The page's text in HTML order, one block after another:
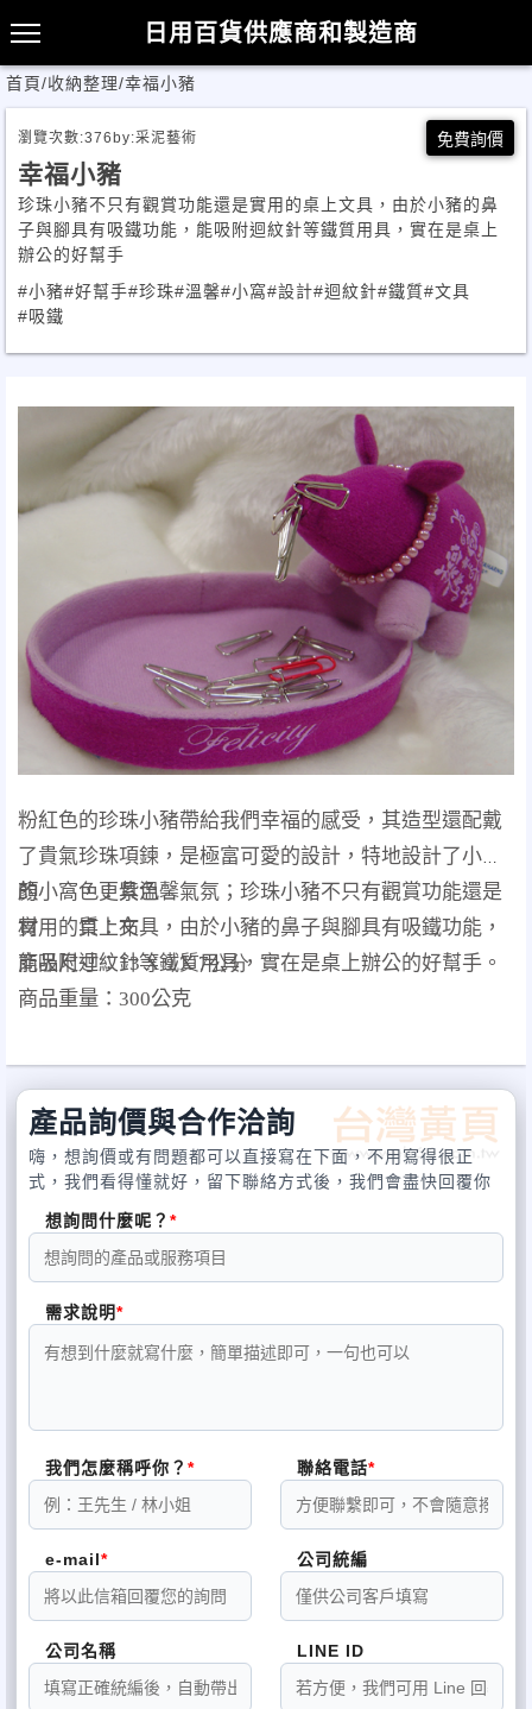
日用百貨供應商和製造商
首頁/收納整理/幸福小豬
瀏覽次數:376 by:采泥藝術 免費詢價
幸福小豬
珍珠小豬不只有觀賞功能還是實用的桌上文具，由於小豬的鼻
子與腳具有吸鐵功能，能吸附迴紋針等鐵質用具，實在是桌上
辦公的好幫手
#小豬#好幫手#珍珠#溫馨#小窩#設計#迴紋針#鐵質#文具
#吸鐵
粉紅色的珍珠小豬帶給我們幸福的感受，其造型還配戴
了貴氣珍珠項鍊，是極富可愛的設計，特地設計了小豬
的小窩，更具溫馨氣氛；珍珠小豬不只有觀賞功能還是
實用的桌上文具，由於小豬的鼻子與腳具有吸鐵功能，
能吸附迴紋針等鐵質用具，實在是桌上辦公的好幫手。
顏 色：紫色
材 質：布
商品尺寸：13 X 9 X7公分
商品重量： 300公克
產品詢價與合作洽詢
嗨，想詢價或有問題都可以直接寫在下面，不用寫得很正
式，我們看得懂就好，留下聯絡方式後，我們會盡快回覆你
想詢問什麼呢？
需求說明
我們怎麼稱呼你？ 聯絡電話
e-mail 公司統編
公司名稱 LINE ID